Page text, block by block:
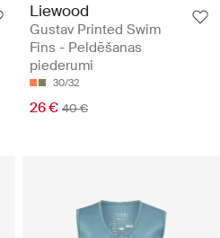
Liewood
Gustav Printed Swim
Fins - Peldēšanas
piederumi
30/32
26 € 40 €